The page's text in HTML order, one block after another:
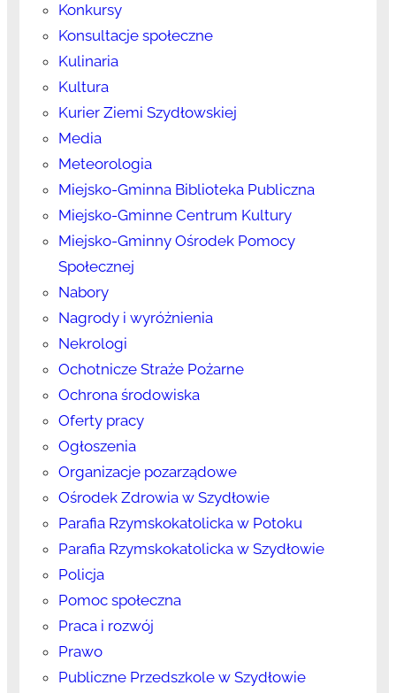
Konkursy
Konsultacje społeczne
Kulinaria
Kultura
Kurier Ziemi Szydłowskiej
Media
Meteorologia
Miejsko-Gminna Biblioteka Publiczna
Miejsko-Gminne Centrum Kultury
Miejsko-Gminny Ośrodek Pomocy
Społecznej
Nabory
Nagrody i wyróżnienia
Nekrologi
Ochotnicze Straże Pożarne
Ochrona środowiska
Oferty pracy
Ogłoszenia
Organizacje pozarządowe
Ośrodek Zdrowia w Szydłowie
Parafia Rzymskokatolicka w Potoku
Parafia Rzymskokatolicka w Szydłowie
Policja
Pomoc społeczna
Praca i rozwój
Prawo
Publiczne Przedszkole w Szydłowie